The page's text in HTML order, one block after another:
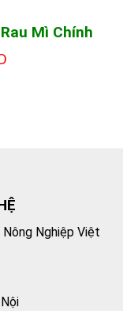
Mì Chính
Nghiệp Việt